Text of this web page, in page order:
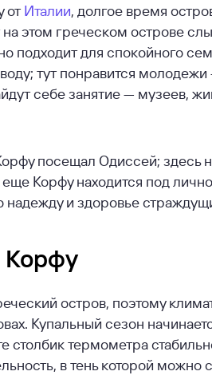
отИталии, долгое время
на этом греческом острове
подходит для спокойного
тут понравится
себе занятие — музеев,
посещал Одиссей;
Корфу находится под
надежду и здоровье
Корфу
остров, поэтому
Купальный сезон
столбик термометра
в тень которой можно